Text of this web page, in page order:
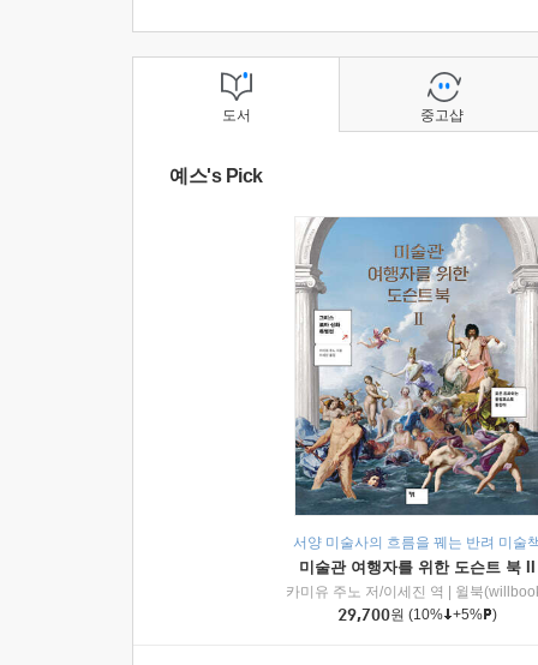
도서
예스's Pick
서양 미술사의 흐름을 꿰는 반려 미술
미술관 여행자를 위한 도슨트 북 II
카미유 주노 저/이세진 역
윌북
29,700원 (10% +5% )
중고샵